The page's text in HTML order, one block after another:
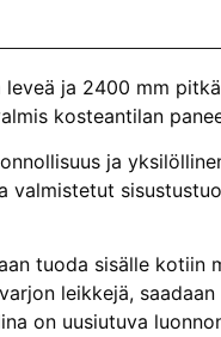
ja 2400 mm
kosteantilan
ja
valmistetut
tuoda sisälle kotiin
leikkejä,
on uusiutuva